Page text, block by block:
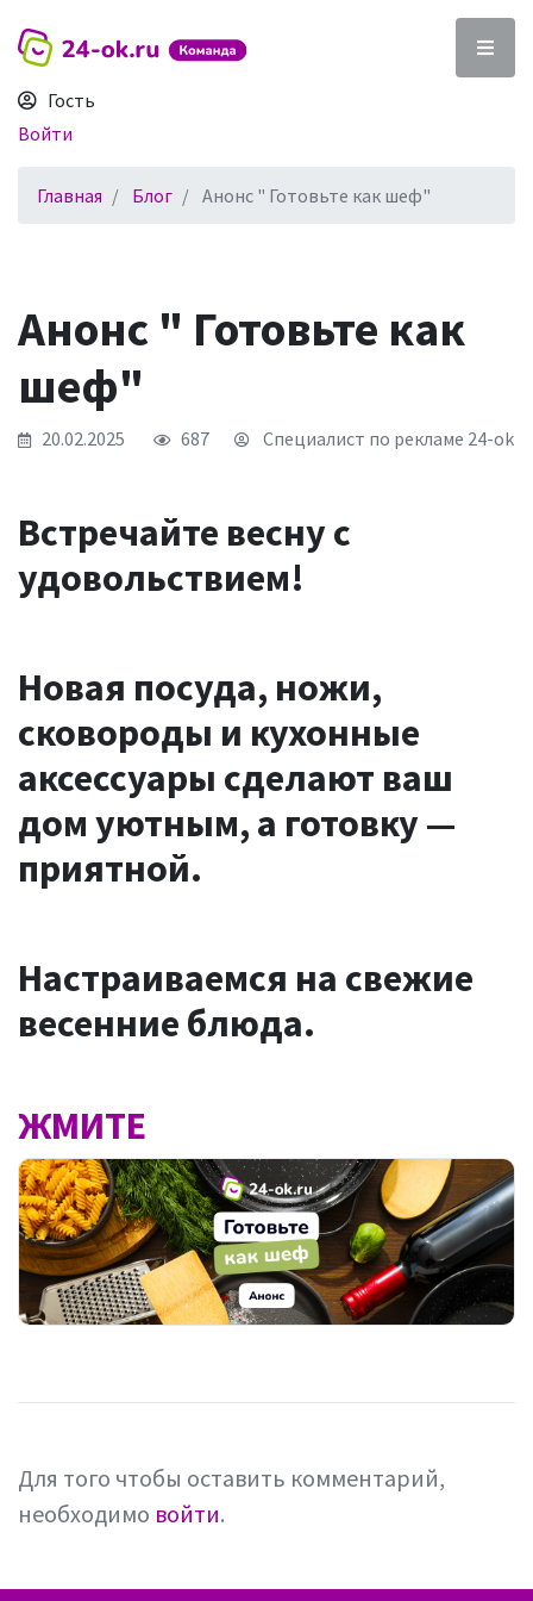
Гость
Войти
Главная Блог Анонс " Готовьте как шеф"
Анонс " Готовьте как
шеф"
20.02.2025 687 Специалист по рекламе 24-ok
Встречайте весну с
удовольствием!
Новая посуда, ножи,
сковороды и кухонные
аксессуары сделают ваш
дом уютным, а готовку —
приятной.
Настраиваемся на свежие
весенние блюда.
ЖМИТЕ
Для того чтобы оставить комментарий,
необходимо войти.